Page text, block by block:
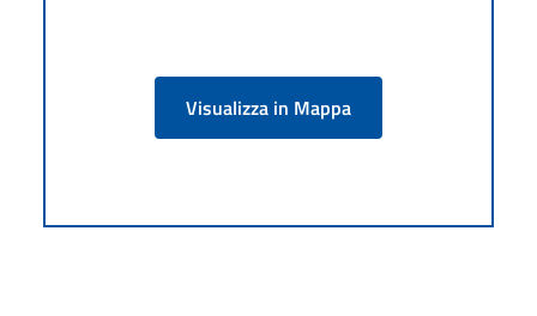
Visualizza in Mappa